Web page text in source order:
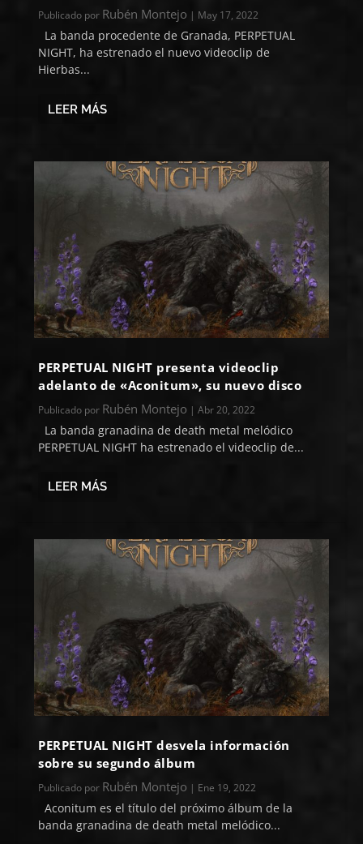
Publicado por Rubén Montejo | May 17, 2022
La banda procedente de Granada, PERPETUAL
NIGHT, ha estrenado el nuevo videoclip de
Hierbas...
LEER MÁS
PERPETUAL NIGHT presenta videoclip
adelanto de «Aconitum», su nuevo disco
Publicado por Rubén Montejo |Abr 20, 2022
La banda granadina de death metal melódico
PERPETUAL NIGHT ha estrenado el videoclip de...
LEER MÁS
PERPETUAL NIGHT desvela información
sobre su segundo álbum
Publicado por Rubén Montejo | Ene 19, 2022
Aconitum es el título del próximo álbum de la
banda granadina de death metal melódico...